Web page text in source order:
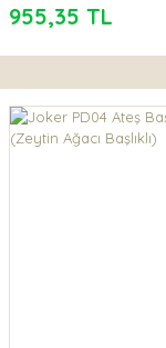
955,35 TL